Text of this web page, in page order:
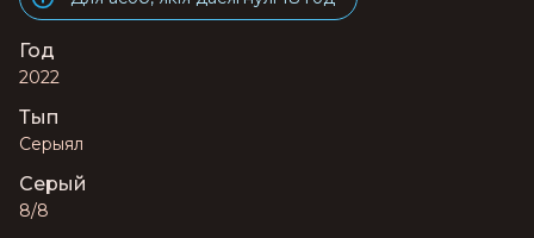
Год
2022
Тып
Серыял
Серый
8/8